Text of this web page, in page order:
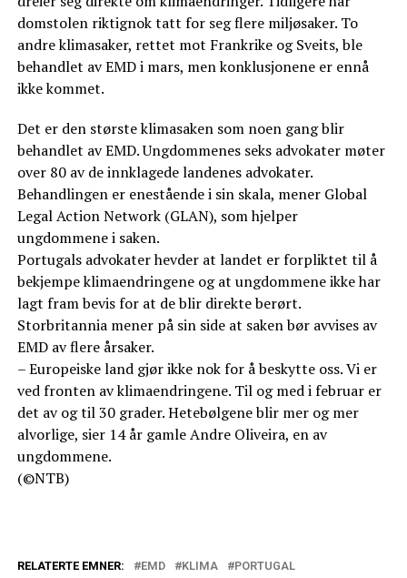
domstolen riktignok tatt for seg flere miljøsaker. To
andre klimasaker, rettet mot Frankrike og Sveits, ble
behandlet av EMD i mars, men konklusjonene er ennå
ikke kommet.
Det er den største klimasaken som noen gang blir
behandlet av EMD. Ungdommenes seks advokater møter
over 80 av de innklagede landenes advokater.
Behandlingen er enestående i sin skala, mener Global
Legal Action Network (GLAN), som hjelper
ungdommene i saken.
Portugals advokater hevder at landet er forpliktet til å
bekjempe klimaendringene og at ungdommene ikke har
lagt fram bevis for at de blir direkte berørt.
Storbritannia mener på sin side at saken bør avvises av
EMD av flere årsaker.
– Europeiske land gjør ikke nok for å beskytte oss. Vi er
ved fronten av klimaendringene. Til og med i februar er
det av og til 30 grader. Hetebølgene blir mer og mer
alvorlige, sier 14 år gamle Andre Oliveira, en av
ungdommene.
(©NTB)
RELATERTE EMNER: EMD KLIMA PORTUGAL